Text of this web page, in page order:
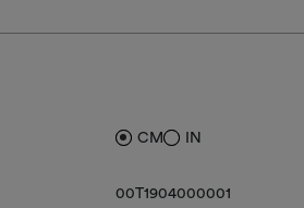
CM IN
00T1904000001